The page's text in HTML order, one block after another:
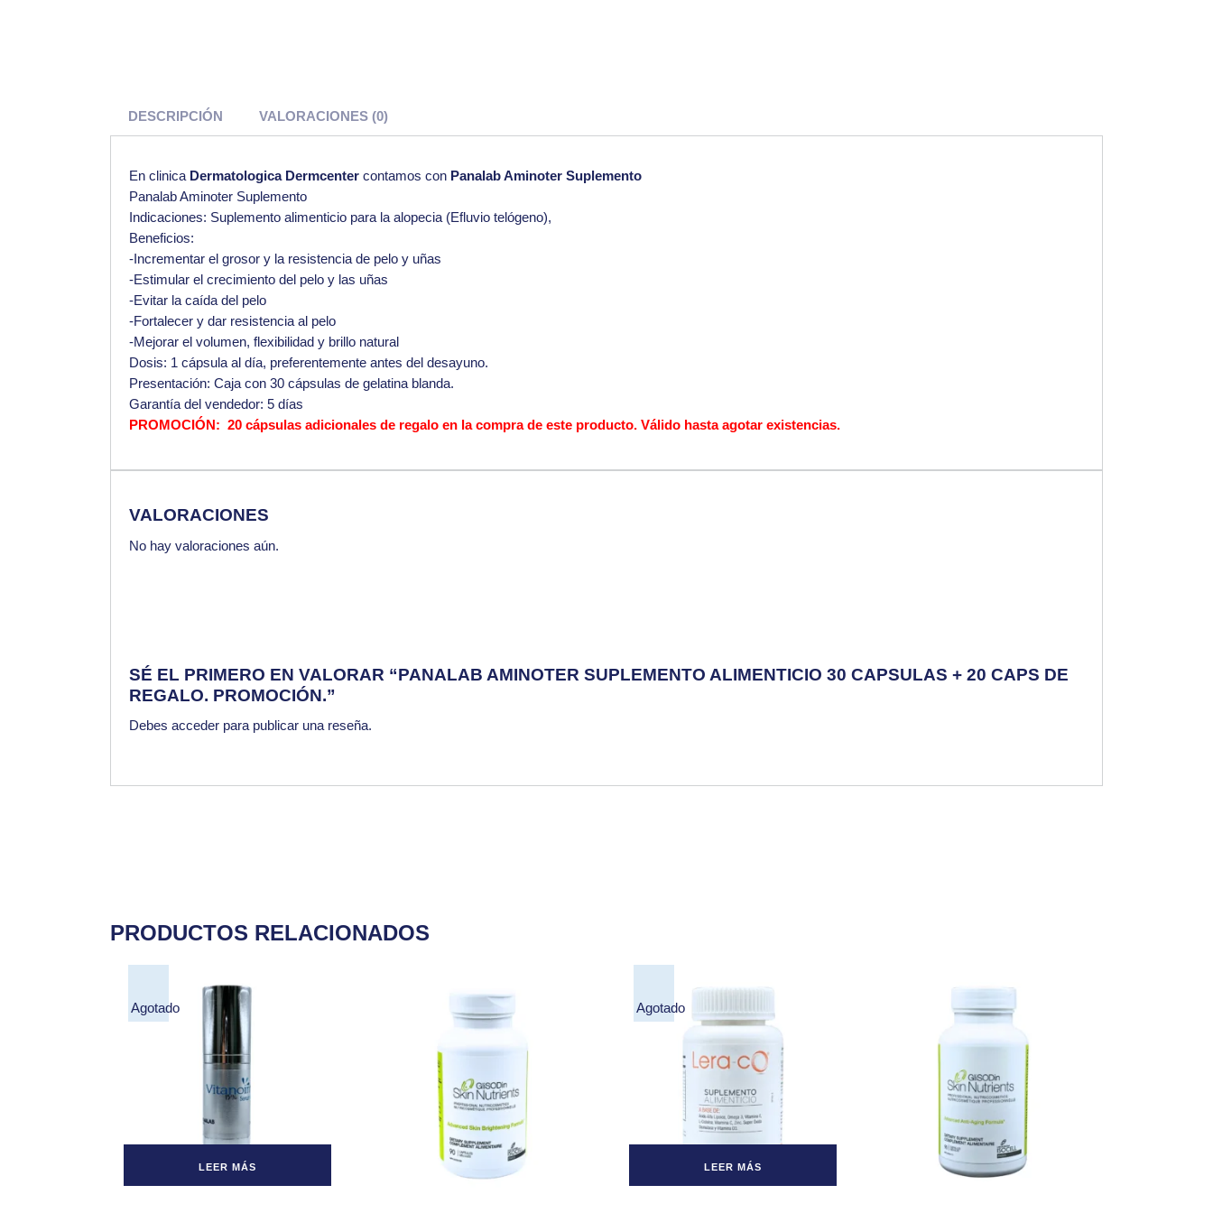
DESCRIPCIÓN VALORACIONES (0)
En clinica Dermatologica Dermcenter contamos con Panalab Aminoter Suplemento
Panalab Aminoter Suplemento
Indicaciones: Suplemento alimenticio para la alopecia (Efluvio telógeno),
Beneficios:
-Incrementar el grosor y la resistencia de pelo y uñas
-Estimular el crecimiento del pelo y las uñas
-Evitar la caída del pelo
-Fortalecer y dar resistencia al pelo
-Mejorar el volumen, flexibilidad y brillo natural
Dosis: 1 cápsula al día, preferentemente antes del desayuno.
Presentación: Caja con 30 cápsulas de gelatina blanda.
Garantía del vendedor: 5 días
PROMOCIÓN: 20 cápsulas adicionales de regalo en la compra de este producto. Válido hasta agotar existencias.
VALORACIONES
No hay valoraciones aún.
SÉ EL PRIMERO EN VALORAR “PANALAB AMINOTER SUPLEMENTO ALIMENTICIO 30 CAPSULAS + 20 CAPS DE
REGALO. PROMOCIÓN.”
Debes acceder para publicar una reseña.
PRODUCTOS RELACIONADOS
Agotado
LEER MÁS
Agotado
LEER MÁS